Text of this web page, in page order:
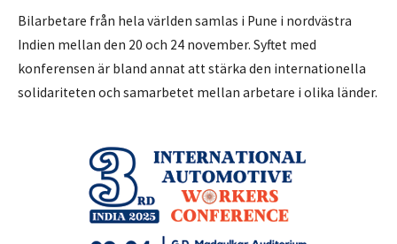
Bilarbetare från hela världen samlas i Pune i nordvästra
Indien mellan den 20 och 24 november. Syftet med
konferensen är bland annat att stärka den internationella
solidariteten och samarbetet mellan arbetare i olika länder.